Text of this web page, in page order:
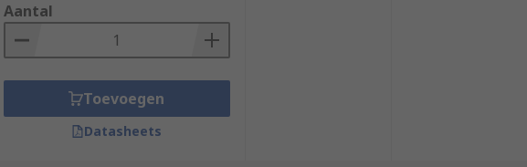
Aantal
Toevoegen
Datasheets